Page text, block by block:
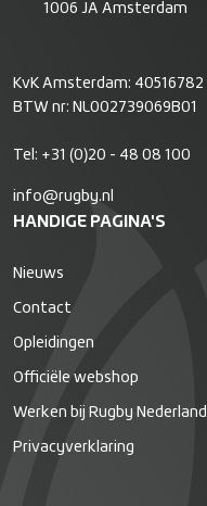
1006 JA Amsterdam
KvK Amsterdam: 40516782
BTW nr: NL002739069B01
Tel: +31 (0)20 - 48 08 100
info@rugby.nl
HANDIGE PAGINA'S
Nieuws
Contact
Opleidingen
Officiële webshop
Werken bij Rugby Nederland
Privacyverklaring